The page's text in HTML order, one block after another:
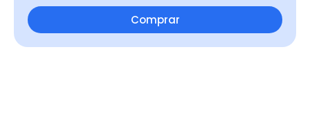
Comprar